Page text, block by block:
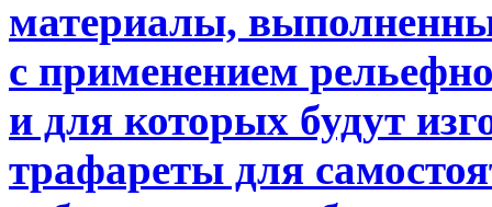
материалы,
с применением
и для которых будут
трафареты для